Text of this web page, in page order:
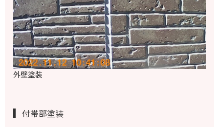
外壁塗装
付帯部塗装